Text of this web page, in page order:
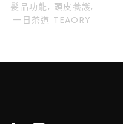
髮品功能, 頭皮養護,
一日茶道 TEAORY